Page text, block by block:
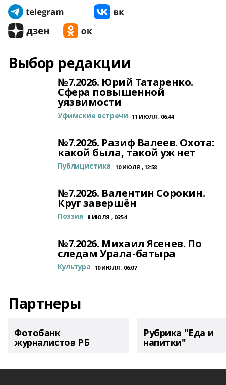
Выбор редакции
№7.2026. Юрий Татаренко.
Сфера повышенной
уязвимости
Уфимские встречи 11 ИЮЛЯ , 06:44
№7.2026. Разиф Валеев. Охота:
какой была, такой уж нет
Публицистика 10 ИЮЛЯ , 12:58
№7.2026. Валентин Сорокин.
Круг завершён
Поэзия 8 ИЮЛЯ , 06:54
№7.2026. Михаил Ясенев. По
следам Урала-батыра
Культура 10 ИЮЛЯ , 06:07
Партнеры
Фотобанк
журналистов РБ
Рубрика "Еда и
напитки"